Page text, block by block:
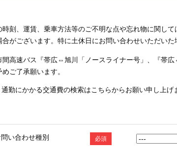
時刻、運賃、乗車方法等のご不明な点や忘れ物に関し
合がございます。特に土休日にお問い合わせいただい
高速バス『帯広⇔旭川「ノースライナー号」、『帯
ご了承願います。
通勤にかかる交通費の検索はこちらからお願い申し上げ
い合わせ種別 必須